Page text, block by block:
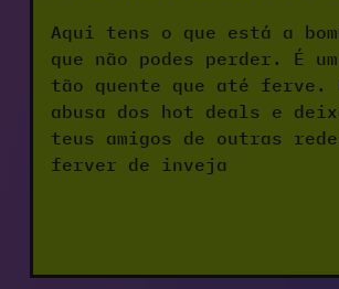
Aqui tens o que está a
que não podes perder. É
tão quente que até ferve.
abusa dos hot deals e
teus amigos de outras
ferver de inveja